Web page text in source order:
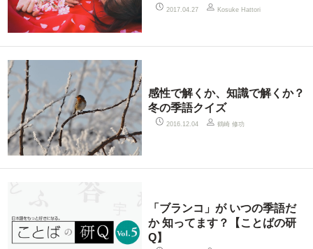
2017.04.27 Kosuke Hattori
感性で解くか、知識で解くか？
冬の季語クイズ
2016.12.04 鶴崎 修功
「ブランコ」が いつの季語だ
か 知ってます？【ことばの研
Q】